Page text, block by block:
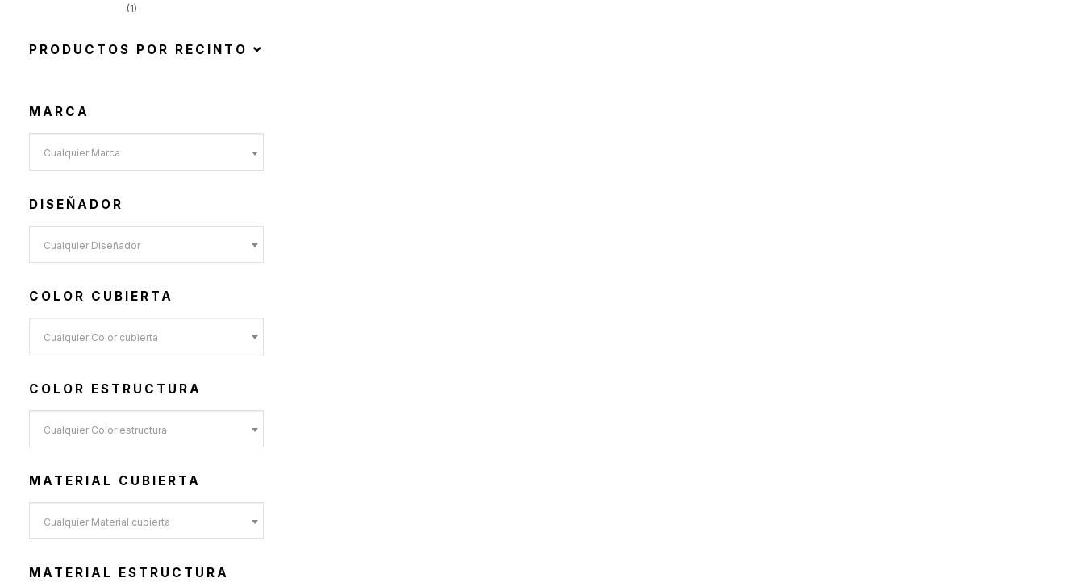
(1)
correderas
Objetos Iluminados(1)
Sofás de Exterior(20)
Sillas de Exterior
Sillas de Exterior sin
Apoyabrazos
Sillas de Exterior con
Apoyabrazos
(2)
Banquetas y Poufs de
Exterior
(19)
Mesas de Exterior (19)
PRODUCTOS POR RECINTO
MARCA
Cualquier Marca
DISEÑADOR
Cualquier Diseñador
COLOR CUBIERTA
Cualquier Color cubierta
COLOR ESTRUCTURA
Cualquier Color estructura
MATERIAL CUBIERTA
Cualquier Material cubierta
MATERIAL ESTRUCTURA